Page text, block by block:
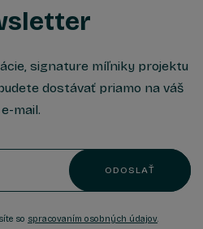
signature míľniky projektu
dostávať priamo na váš
e-mail.
ODOSLAŤ
so spracovaním osobných údajov.